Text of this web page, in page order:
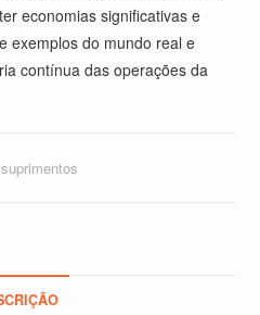
economias significativas e
exemplos do mundo real e
contínua das operações da